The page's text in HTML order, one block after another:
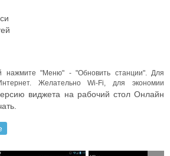
нажмите "Меню" - "Обновить станции". Для
Желательно Wi-Fi, для экономии
виджета на рабочий стол Онлайн